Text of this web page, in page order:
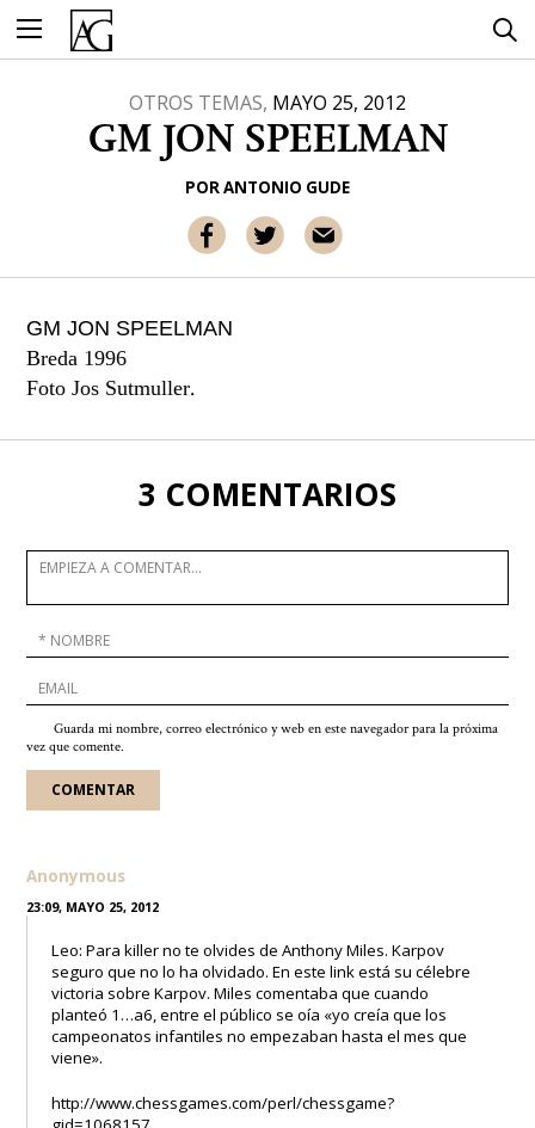
contenido
OTROS TEMAS, MAYO 25, 2012
GM JON SPEELMAN
PORANTONIO GUDE
GM JON SPEELMAN
Breda 1996
Foto Jos Sutmuller.
3 COMENTARIOS
Guarda mi nombre, correo electrónico y web en este navegador para la próxima
vez que comente.
Anonymous
23:09, MAYO 25, 2012
Leo: Para killer no te olvides de Anthony Miles. Karpov
seguro que no lo ha olvidado. En este link está su célebre
victoria sobre Karpov. Miles comentaba que cuando
planteó 1…a6, entre el público se oía «yo creía que los
campeonatos infantiles no empezaban hasta el mes que
viene».
http://www.chessgames.com/perl/chessgame?